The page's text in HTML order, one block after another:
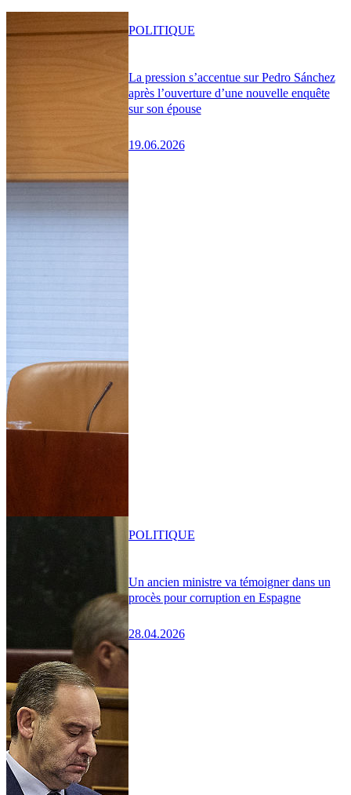
La pression s’accentue sur Pedro Sánchez
après l’ouverture d’une nouvelle enquête
sur son épouse
19.06.2026
POLITIQUE
Un ancien ministre va témoigner dans un
procès pour corruption en Espagne
28.04.2026
POLITIQUE